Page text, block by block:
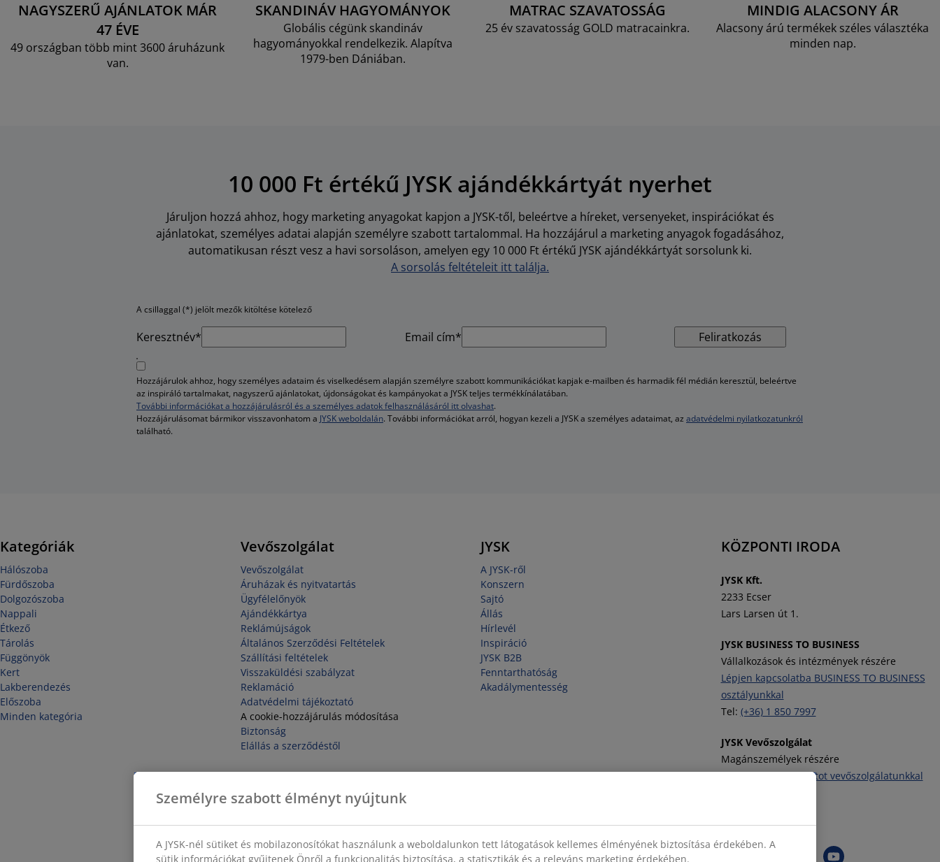
NAGYSZERŰ AJÁNLATOK MÁR
47 ÉVE
49 országban több mint 3600 áruházunk
van.
SKANDINÁV HAGYOMÁNYOK
Globális cégünk skandináv
hagyományokkal rendelkezik. Alapítva
1979-ben Dániában.
MATRAC SZAVATOSSÁG
25 év szavatosság GOLD matracainkra.
MINDIG ALACSONY ÁR
Alacsony árú termékek széles választéka
minden nap.
10 000 Ft értékű JYSK ajándékkártyát nyerhet
Járuljon hozzá ahhoz, hogy marketing anyagokat kapjon a JYSK-től, beleértve a híreket, versenyeket, inspirációkat és
ajánlatokat, személyes adatai alapján személyre szabott tartalommal. Ha hozzájárul a marketing anyagok fogadásához,
automatikusan részt vesz a havi sorsoláson, amelyen egy 10 000 Ft értékű JYSK ajándékkártyát sorsolunk ki.
A sorsolás feltételeit itt találja.
A csillaggal (*) jelölt mezők kitöltése kötelező
Keresztnév* Email cím* Feliratkozás
Hozzájárulok ahhoz, hogy személyes adataim és viselkedésem alapján személyre szabott kommunikációkat kapjak e-mailben és harmadik fél médián keresztül, beleértve
az inspiráló tartalmakat, nagyszerű ajánlatokat, újdonságokat és kampányokat a JYSK teljes termékkínálatában.
További információkat a hozzájárulásról és a személyes adatok felhasználásáról itt olvashat.
Hozzájárulásomat bármikor visszavonhatom a JYSK weboldalán. További információkat arról, hogyan kezeli a JYSK a személyes adataimat, az adatvédelmi nyilatkozatunkról
található.
Kategóriák
Hálószoba
Fürdőszoba
Dolgozószoba
Nappali
Étkező
Tárolás
Függönyök
Kert
Lakberendezés
Előszoba
Minden kategória
Vevőszolgálat
Vevőszolgálat
Áruházak és nyitvatartás
Ügyfélelőnyök
Ajándékkártya
Reklámújságok
Általános Szerződési Feltételek
Szállítási feltételek
Visszaküldési szabályzat
Reklamáció
Adatvédelmi tájékoztató
A cookie-hozzájárulás módosítása
Biztonság
Elállás a szerződéstől
JYSK
A JYSK-ről
Konszern
Sajtó
Állás
Hírlevél
Inspiráció
JYSK B2B
Fenntarthatóság
Akadálymentesség
KÖZPONTI IRODA
JYSK Kft.
2233 Ecser
Lars Larsen út 1.
JYSK BUSINESS TO BUSINESS
Vállalkozások és intézmények részére
Lépjen kapcsolatba BUSINESS TO BUSINESS
osztályunkkal
Tel: (+36) 1 850 7997
JYSK Vevőszolgálat
Magánszemélyek részére
Vegye fel a kapcsolatot vevőszolgálatunkkal
JYSK követése
Személyre szabott élményt nyújtunk
A JYSK-nél sütiket és mobilazonosítókat használunk a weboldalunkon tett látogatások kellemes élményének biztosítása érdekében. A
sütik információkat gyűjtenek Önről a funkcionalitás biztosítása, a statisztikák és a releváns marketing érdekében.